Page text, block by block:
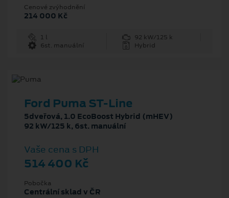
Cenové zvýhodnění
214 000 Kč
1 l
92 kW/125 k
6st. manuální
Hybrid
Ford Puma ST-Line
5dveřová, 1.0 EcoBoost Hybrid (mHEV)
92 kW/125 k, 6st. manuální
Vaše cena s DPH
514 400 Kč
Pobočka
Centrální sklad v ČR